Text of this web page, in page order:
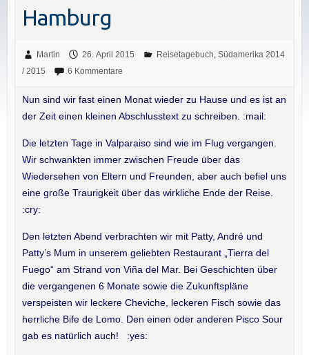
Hamburg
Martin 26. April 2015 Reisetagebuch Südamerika 2014
/ 2015
6 Kommentare
Nun sind wir fast einen Monat wieder zu Hause und es ist an
der Zeit einen kleinen Abschlusstext zu schreiben. :mail:
Die letzten Tage in Valparaiso sind wie im Flug vergangen.
Wir schwankten immer zwischen Freude über das
Wiedersehen von Eltern und Freunden, aber auch befiel uns
eine große Traurigkeit über das wirkliche Ende der Reise.
:cry:
Den letzten Abend verbrachten wir mit Patty, André und
Patty’s Mum in unserem geliebten Restaurant „Tierra del
Fuego“ am Strand von Viña del Mar. Bei Geschichten über
die vergangenen 6 Monate sowie die Zukunftspläne
verspeisten wir leckere Cheviche, leckeren Fisch sowie das
herrliche Bife de Lomo. Den einen oder anderen Pisco Sour
gab es natürlich auch! :yes: